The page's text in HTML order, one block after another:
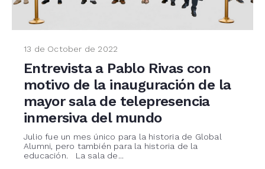
13 de October de 2022
Entrevista a Pablo Rivas con
motivo de la inauguración de la
mayor sala de telepresencia
inmersiva del mundo
Julio fue un mes único para la historia de Global
Alumni, pero también para la historia de la
educación. La sala de...